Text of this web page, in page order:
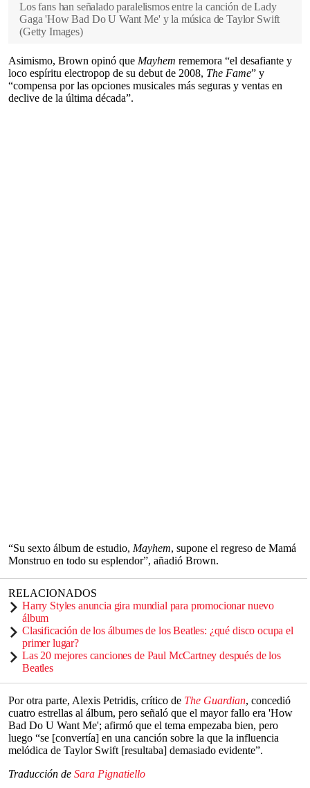
Los fans han señalado paralelismos entre la canción de Lady
Gaga 'How Bad Do U Want Me' y la música de Taylor Swift
(Getty Images)
Asimismo, Brown opinó que Mayhem rememora “el desafiante y
loco espíritu electropop de su debut de 2008, The Fame” y
“compensa por las opciones musicales más seguras y ventas en
declive de la última década”.
“Su sexto álbum de estudio, Mayhem, supone el regreso de Mamá
Monstruo en todo su esplendor”, añadió Brown.
RELACIONADOS
Harry Styles anuncia gira mundial para promocionar nuevo
álbum
Clasificación de los álbumes de los Beatles: ¿qué disco ocupa el
primer lugar?
Las 20 mejores canciones de Paul McCartney después de los
Beatles
Por otra parte, Alexis Petridis, crítico de The Guardian, concedió
cuatro estrellas al álbum, pero señaló que el mayor fallo era 'How
Bad Do U Want Me'; afirmó que el tema empezaba bien, pero
luego “se [convertía] en una canción sobre la que la influencia
melódica de Taylor Swift [resultaba] demasiado evidente”.
Traducción de Sara Pignatiello